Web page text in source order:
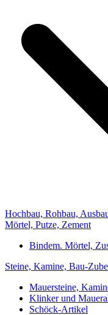
Hochbau, Rohbau,
Mörtel, Putze, Zement
Bindem. Mörtel,
Steine, Kamine, Bau-
Mauersteine,
Klinker und
Schöck-Artikel